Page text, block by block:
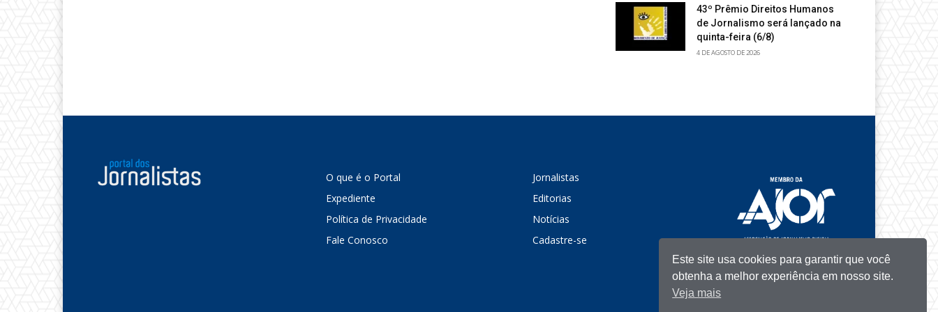
43º Prêmio Direitos Humanos
de Jornalismo será lançado na
quinta-feira (6/8)
4 DE AGOSTO DE 2026
O que é o Portal
Expediente
Política de Privacidade
Fale Conosco
Jornalistas
Editorias
Notícias
Cadastre-se
Este site usa cookies para garantir que você
obtenha a melhor experiência em nosso site.
Veja mais